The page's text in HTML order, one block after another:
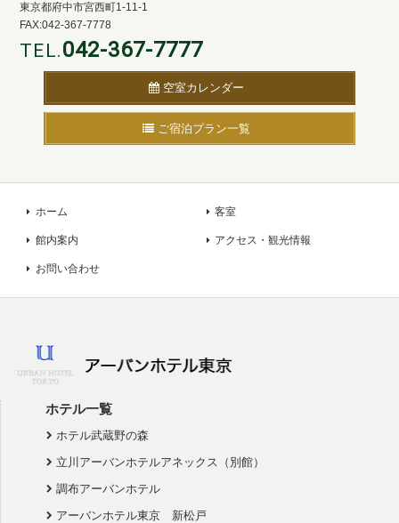
東京都府中市宮西町1-11-1
FAX:042-367-7778
TEL.042-367-7777
空室カレンダー
ご宿泊プラン一覧
ホーム 客室
館内案内 アクセス・観光情報
お問い合わせ
ホテル一覧
ホテル武蔵野の森
立川アーバンホテルアネックス（別館）
調布アーバンホテル
アーバンホテル東京 新松戸